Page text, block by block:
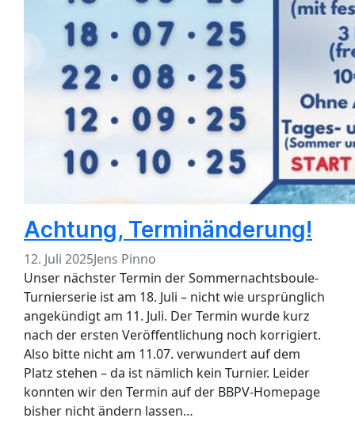
Achtung, Terminänderung!
12. Juli 2025Jens Pinno
Unser nächster Termin der Sommernachtsboule-
Turnierserie ist am 18. Juli – nicht wie ursprünglich
angekündigt am 11. Juli. Der Termin wurde kurz
nach der ersten Veröffentlichung noch korrigiert.
Also bitte nicht am 11.07. verwundert auf dem
Platz stehen – da ist nämlich kein Turnier. Leider
konnten wir den Termin auf der BBPV-Homepage
bisher nicht ändern lassen…